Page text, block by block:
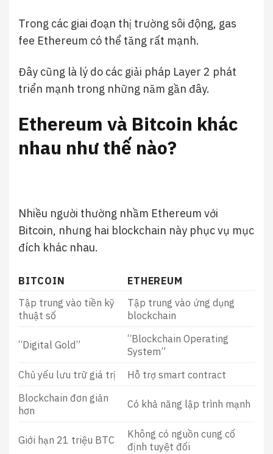
Trong các giai đoạn thị trường sôi động, gas
fee Ethereum có thể tăng rất mạnh.
Đây cũng là lý do các giải pháp Layer 2 phát
triển mạnh trong những năm gần đây.
Ethereum và Bitcoin khác
nhau như thế nào?
Nhiều người thường nhầm Ethereum với
Bitcoin, nhưng hai blockchain này phục vụ mục
đích khác nhau.
BITCOIN
ETHEREUM
Tập trung vào tiền kỹ
thuật số
Tập trung vào ứng dụng
blockchain
“Digital Gold”
“Blockchain Operating
System”
Chủ yếu lưu trữ giá trị
Hỗ trợ smart contract
Blockchain đơn giản
hơn
Có khả năng lập trình mạnh
Giới hạn 21 triệu BTC
Không có nguồn cung cố
định tuyệt đối